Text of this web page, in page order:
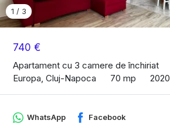
740 €
Apartament cu 3 camere de închiriat
Europa, Cluj-Napoca
70 mp 2020
1 / 3
WhatsApp Facebook